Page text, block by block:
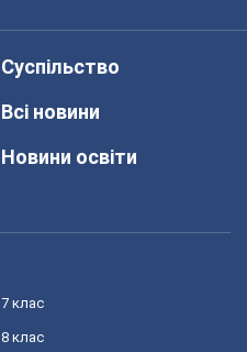
Суспільство
Всі новини
Новини освіти
7 клас
8 клас